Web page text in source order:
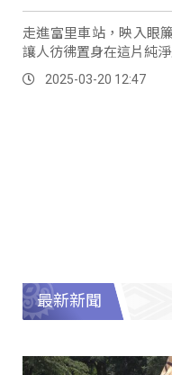
走進富里車站，映入眼
讓人彷彿置身在這片純
2025-03-20 12:47
最新新聞